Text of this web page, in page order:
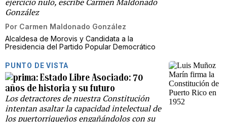
González
Por Carmen Maldonado González
Alcaldesa de Morovis y Candidata a la
Presidencia del Partido Popular Democrático
PUNTO DE VISTA
Estado Libre Asociado: 70
años de historia y su futuro
Los detractores de nuestra Constitución
intentan asaltar la capacidad intelectual de
los puertorriqueños engañándolos con su